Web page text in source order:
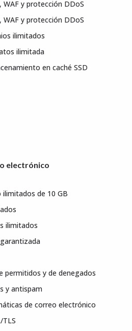
WAF y protección DDoS
WAF y protección DDoS
ilimitados
ilimitada
en caché SSD
electrónico
de 10 GB
ilimitados
permitidos y de denegados
y antispam
de correo electrónico
TLS